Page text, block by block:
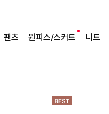
팬츠 원피스/스커트 니트